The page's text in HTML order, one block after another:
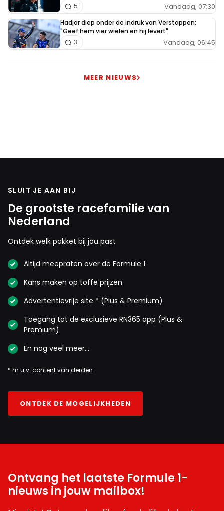
Vandaag, 07:30
5
Hadjar diep onder de indruk van Verstappen:
"Geef hem vier wielen en hij levert"
Vandaag, 06:45
3
MEER NIEUWS
SLUIT JE AAN BIJ
De grootste racefamilie van
Nederland
Ontdek welk pakket bij jou past
Altijd meepraten over de Formule 1
Kans maken op toffe prijzen
Advertentievrije site * (Plus & Premium)
Toegang tot de exclusieve RN365 app (Plus &
Premium)
En nog veel meer…
* m.u.v. content van derden
ONTDEK DE MOGELIJKHEDEN
Ontvang het laatste Formule 1-
nieuws in jouw mailbox!